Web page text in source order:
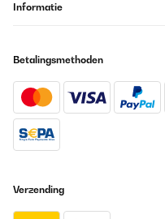
Super Kühlschrank für
Amazon-Benutzer
Informatie
Betalingsmethoden
Verzending